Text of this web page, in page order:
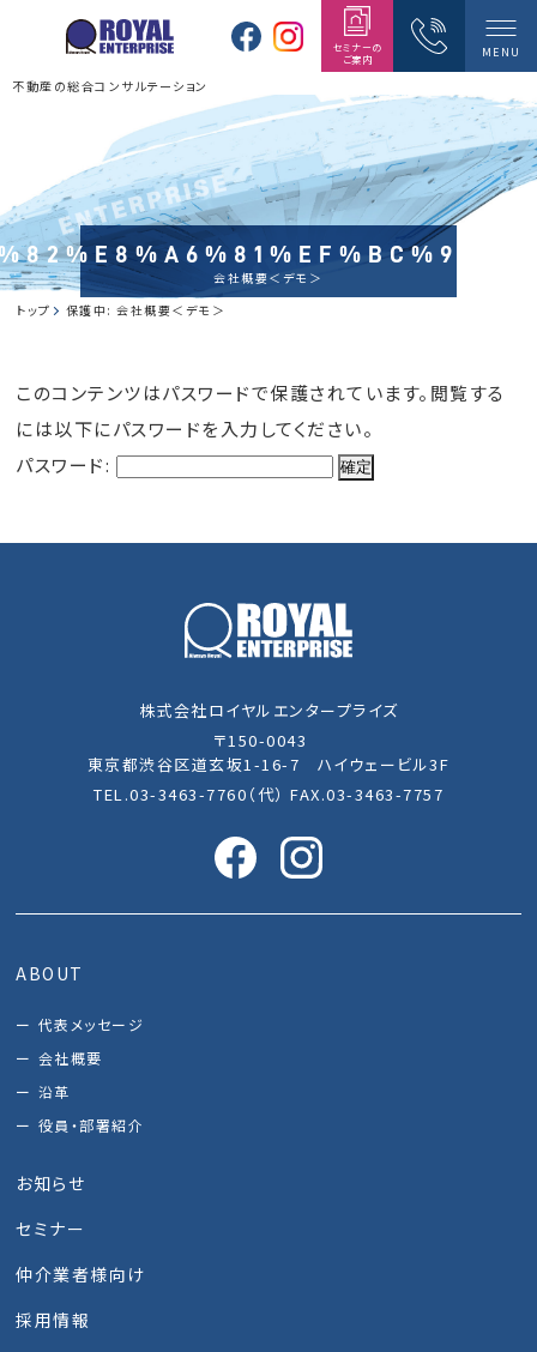
MENU
セミナーの
ご案内
不動産の総合コンサルテーション
会社概要＜デモ＞
トップ
保護中: 会社概要＜デモ＞
このコンテンツはパスワードで保護されています。閲覧する
には以下にパスワードを入力してください。
パスワード:
株式会社ロイヤルエンタープライズ
〒150-0043
東京都渋谷区道玄坂1-16-7 ハイウェービル3F
TEL.03-3463-7760（代） FAX.03-3463-7757
ABOUT
代表メッセージ
会社概要
沿革
役員・部署紹介
お知らせ
セミナー
仲介業者様向け
採用情報